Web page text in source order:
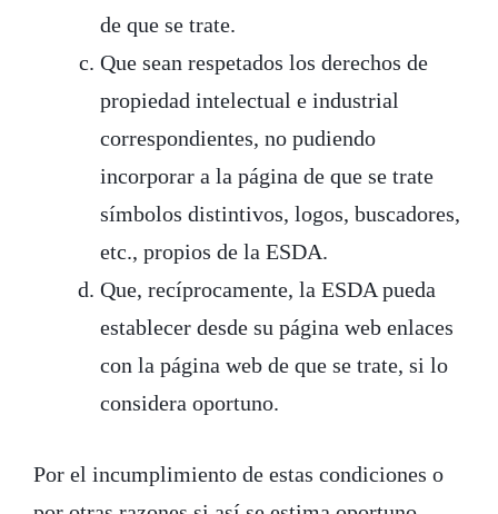
de que se trate.
Que sean respetados los derechos de
propiedad intelectual e industrial
correspondientes, no pudiendo
incorporar a la página de que se trate
símbolos distintivos, logos, buscadores,
etc., propios de la ESDA.
Que, recíprocamente, la ESDA pueda
establecer desde su página web enlaces
con la página web de que se trate, si lo
considera oportuno.
Por el incumplimiento de estas condiciones o